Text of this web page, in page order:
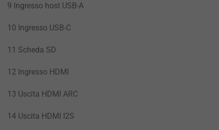
9 Ingresso host USB-A
10 Ingresso USB-C
11 Scheda SD
12 Ingresso HDMI
13 Uscita HDMI ARC
14 Uscita HDMI I2S